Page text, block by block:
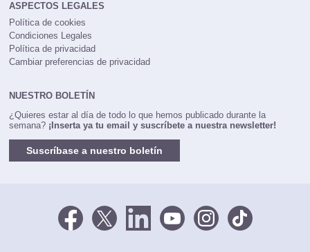
ASPECTOS LEGALES
Política de cookies
Condiciones Legales
Política de privacidad
Cambiar preferencias de privacidad
NUESTRO BOLETÍN
¿Quieres estar al día de todo lo que hemos publicado durante la
semana? ¡Inserta ya tu email y suscríbete a nuestra newsletter!
Suscríbase a nuestro boletín